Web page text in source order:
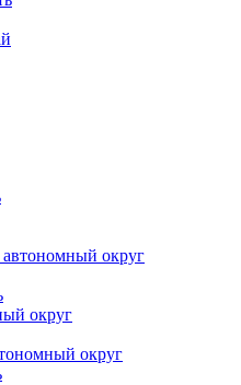
округ
округ
округ